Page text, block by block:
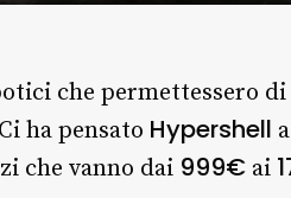
che permettessero
ha pensato Hypershell
che vanno dai 999€ ai